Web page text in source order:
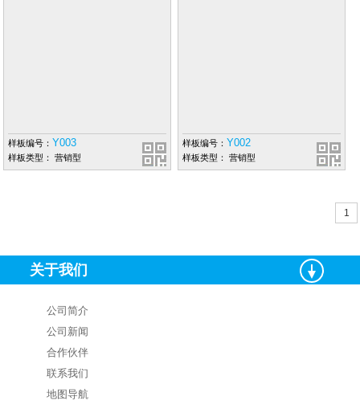
样板编号： Y003
样板类型： 营销型
样板编号： Y002
样板类型： 营销型
1
关于我们
公司简介
公司新闻
合作伙伴
联系我们
地图导航